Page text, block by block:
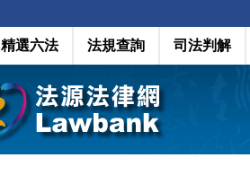
精選六法 法規查詢 司法判解